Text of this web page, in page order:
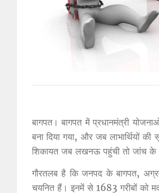
बागपत। बागपत में प्रधानमंत्री
बना दिया गया, और जब लाभार्थियों
शिकायत जब लखनऊ पहुंची तो जांच के
गौरतलब है कि जनपद के बागपत,
चयनित हैं। इनमें से 1683 गरीबों को